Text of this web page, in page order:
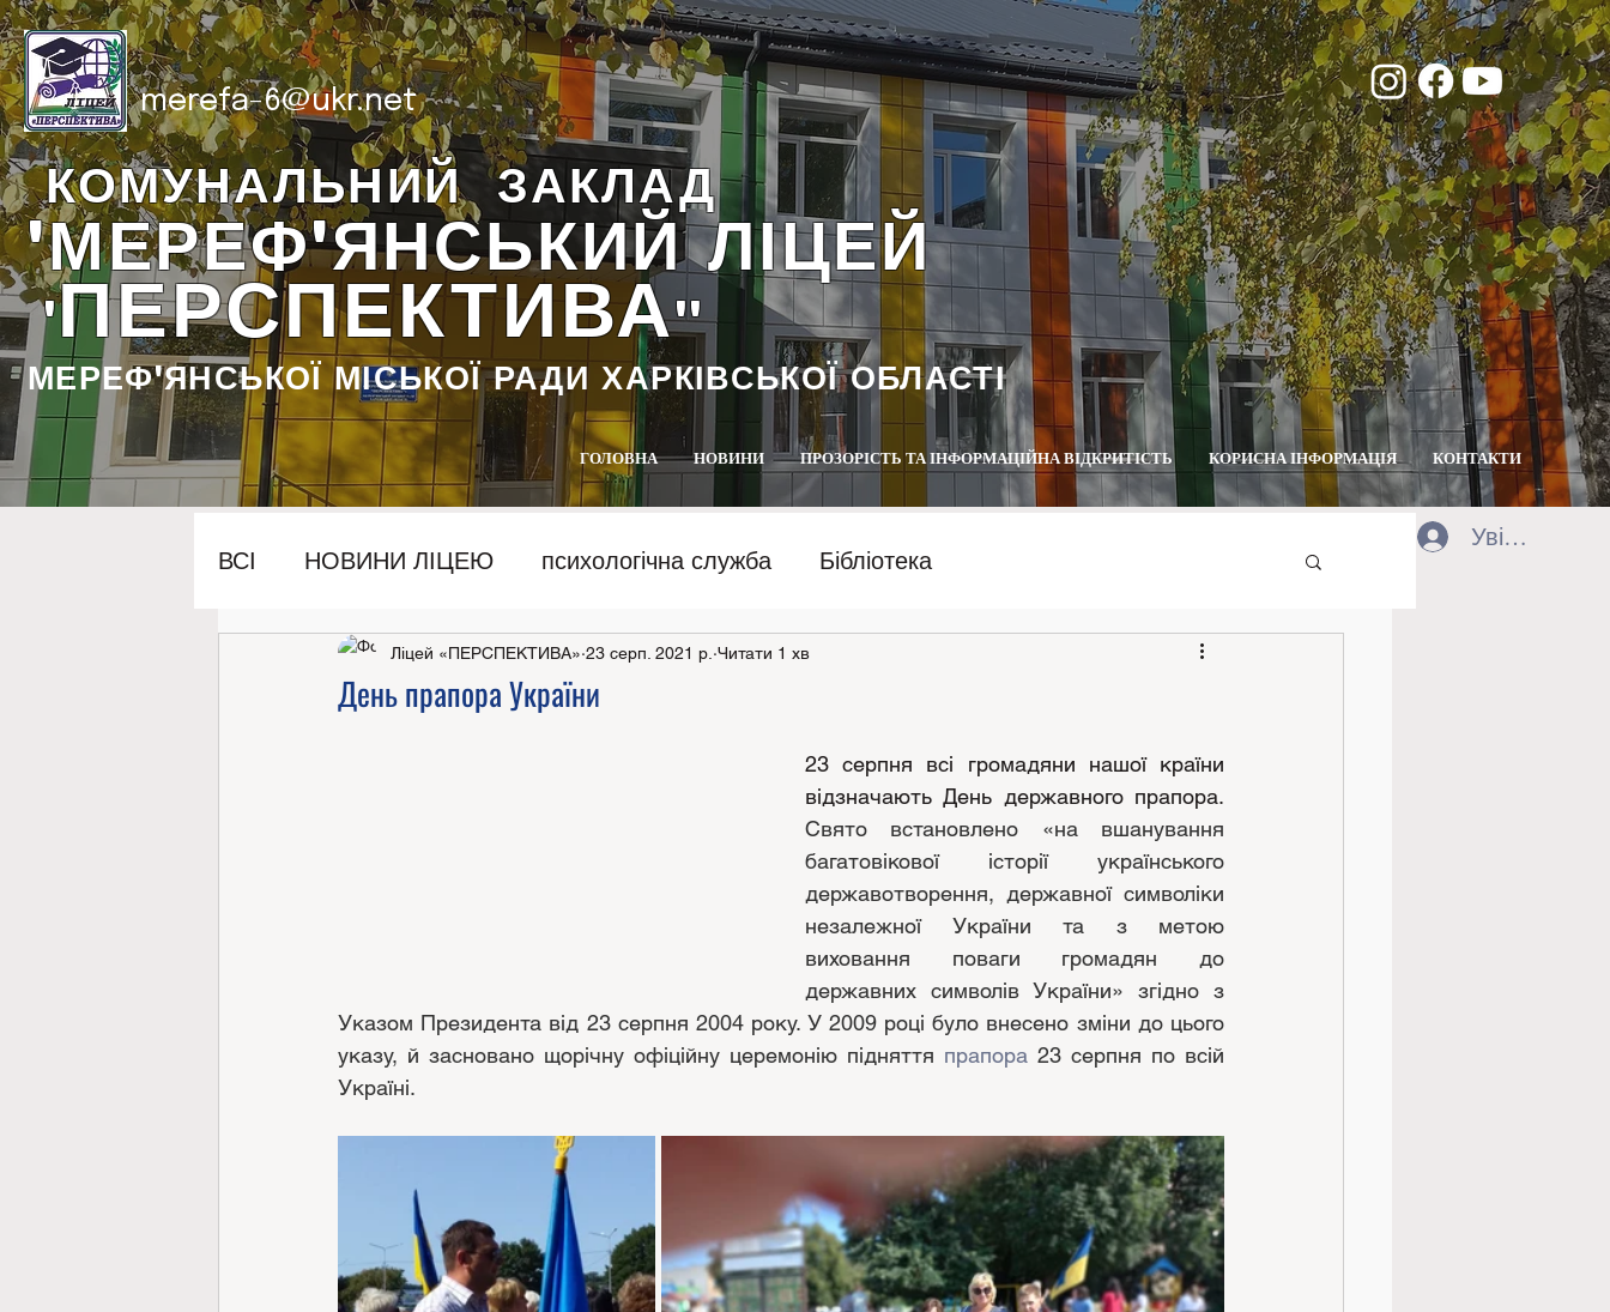
merefa-6@ukr.net
КОМУНАЛЬНИЙ ЗАКЛАД
"МЕРЕФ'ЯНСЬКИЙ ЛІЦЕЙ
"ПЕРСПЕКТИВА""
МЕРЕФ'ЯНСЬКОЇ МІСЬКОЇ РАДИ ХАРКІВСЬКОЇ ОБЛАСТІ
ГОЛОВНА НОВИНИ ПРОЗОРІСТЬ ТА ІНФОРМАЦІЙНА ВІДКРИТІСТЬ КОРИСНА ІНФОРМАЦІЯ КОНТАКТИ
ВСІ НОВИНИ ЛІЦЕЮ психологічна служба Бібліотека
День прапора України
Ліцей «ПЕРСПЕКТИВА» 23 серп. 2021 р. Читати 1 хв
23 серпня всі громадяни нашої країни
Свято встановлено «на вшанування
багатовікової історії українського
державотворення, державної символіки
незалежної України та з метою
виховання поваги громадян до
державних символів України» згідно з
Указом Президента від 23 серпня 2004 року. У 2009 році було внесено зміни до цього
указу, й засновано щорічну офіційну церемонію підняття прапора 23 серпня по всій
Україні.
Увійти